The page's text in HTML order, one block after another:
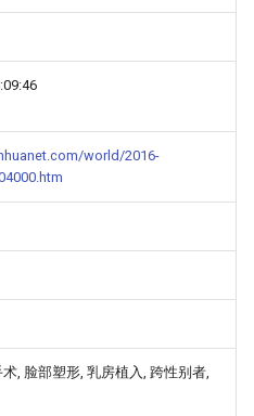
world/2016-
, 脸部塑形, 乳房植入, 跨性别者,